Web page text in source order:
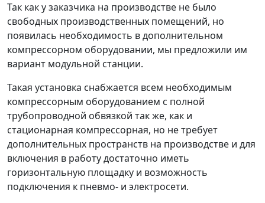
Так как у заказчика на производстве не было
свободных производственных помещений, но
появилась необходимость в дополнительном
компрессорном оборудовании, мы предложили им
вариант модульной станции.
Такая установка снабжается всем необходимым
компрессорным оборудованием с полной
трубопроводной обвязкой так же, как и
стационарная компрессорная, но не требует
дополнительных пространств на производстве и для
включения в работу достаточно иметь
горизонтальную площадку и возможность
подключения к пневмо- и электросети.